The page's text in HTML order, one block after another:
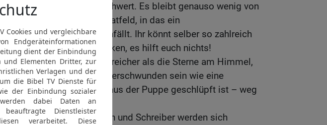
Bewohner fallen durchs Schwert. Es bleibt genauso wenig von
dir übrig wie von einem Saatfeld, in das ein
Heuschreckenschwarm einfällt. Ihr könnt selber so zahlreich
werden wie die Heuschrecken, es hilft euch nichts!
16 Deine Händler sind zahlreicher als die Sterne am Himmel,
aber sie werden plötzlich verschwunden sein wie eine
Heuschrecke, die soeben aus der Puppe geschlüpft ist – weg
ist sie!
17 Deine Aufsichtsbeamten und Schreiber werden sich